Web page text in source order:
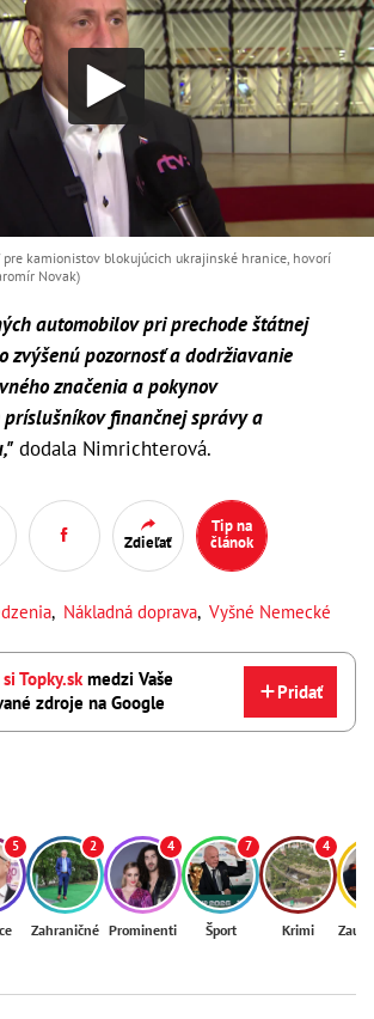
pre kamionistov blokujúcich ukrajinské hranice, hovorí
Novak)
automobilov pri prechode štátnej
zvýšenú pozornosť a dodržiavanie
značenia a pokynov
finančnej správy a
dodala Nimrichterová.
Zdieľať
Tip na
článok
, Nákladná doprava, Vyšné Nemecké
Topky.skmedzi Vaše
zdroje na Google
Pridať
5 2
Zahraničné
4
Prominenti
7
Šport
4
Krimi